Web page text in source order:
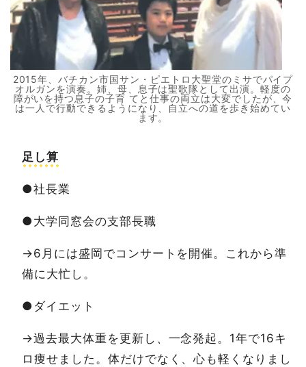
2015年、バチカン市国サン・ピエトロ大聖堂のミサでパイプ
オルガンを演奏。姉、母、息子は聖歌隊として出演。軽度の
障がいを持つ息子の子育 てと仕事の両立は大変でしたが、今
は一人で行動できるようになり、自立への道を歩き始めてい
ます。
足し算
●社長業
●大学同窓会の支部長職
→6月には盛岡でコンサートを開催。これから準
備に大忙し。
●ダイエット
→過去最大体重を更新し、一念発起。1年で16キ
ロ痩せました。体だけでなく、心も軽くなりまし